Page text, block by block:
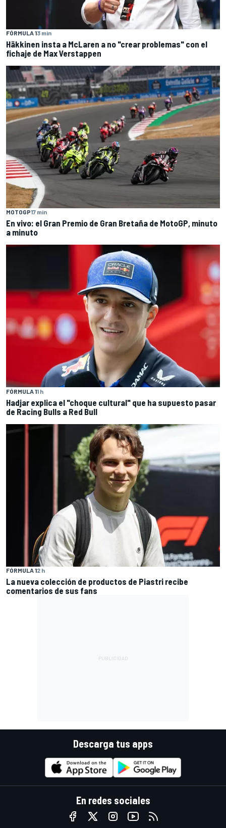
FÓRMULA 13 min
Häkkinen insta a McLaren a no "crear problemas" con el
fichaje de Max Verstappen
MOTOGP17 min
En vivo: el Gran Premio de Gran Bretaña de MotoGP, minuto
a minuto
FÓRMULA 11 h
Hadjar explica el "choque cultural" que ha supuesto pasar
de Racing Bulls a Red Bull
FÓRMULA 12 h
La nueva colección de productos de Piastri recibe
comentarios de sus fans
Descarga tus apps
En redes sociales